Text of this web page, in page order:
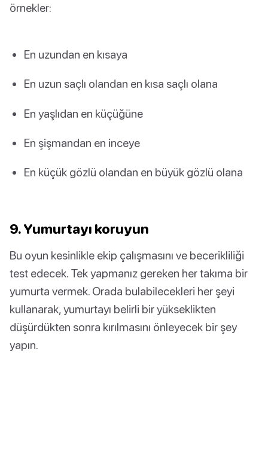
örnekler:
En uzundan en kısaya
En uzun saçlı olandan en kısa saçlı olana
En yaşlıdan en küçüğüne
En şişmandan en inceye
En küçük gözlü olandan en büyük gözlü olana
9. Yumurtayı koruyun
Bu oyun kesinlikle ekip çalışmasını ve becerikliliği
test edecek. Tek yapmanız gereken her takıma bir
yumurta vermek. Orada bulabilecekleri her şeyi
kullanarak, yumurtayı belirli bir yükseklikten
düşürdükten sonra kırılmasını önleyecek bir şey
yapın.